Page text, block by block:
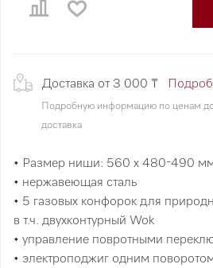
Доставка от 3 000 ₸
Подробную информацию по ценам
доставка
• Размер ниши: 560 х 480-490
• нержавеющая сталь
• 5 газовых конфорок для
в т.ч. двухконтурный Wok
• управление повротными
• электроподжиг одним